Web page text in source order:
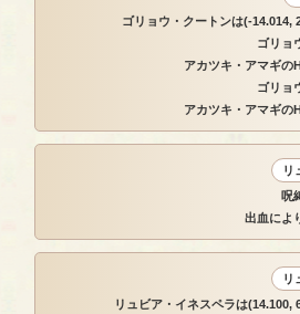
ゴリョウ・クートンは(-14.014,
ゴリョ
アカツキ・アマギの
ゴリョ
アカツキ・アマギの
リ
呪
出血によ
リ
リュビア・イネスペラは(14.100,